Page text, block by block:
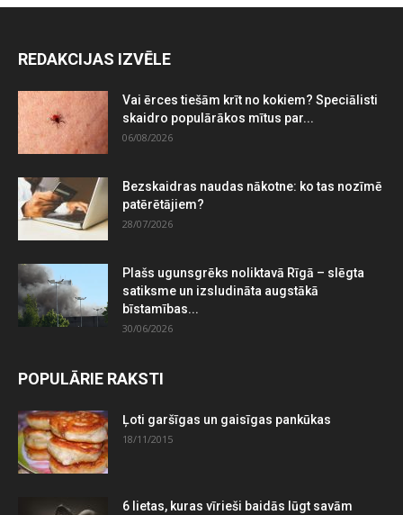
REDAKCIJAS IZVĒLE
Vai ērces tiešām krīt no kokiem? Speciālisti
skaidro populārākos mītus par...
06/08/2026
Bezskaidras naudas nākotne: ko tas nozīmē
patērētājiem?
28/07/2026
Plašs ugunsgrēks noliktavā Rīgā – slēgta
satiksme un izsludināta augstākā
bīstamības...
30/06/2026
POPULĀRIE RAKSTI
Ļoti garšīgas un gaisīgas pankūkas
18/11/2015
6 lietas, kuras vīrieši baidās lūgt savām